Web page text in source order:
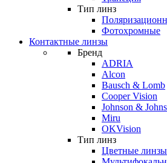
Тип линз
Фотохромные
Контактные линзы
Бренд
ADRIA
Alcon
Bausch & Lomb
Cooper Vision
Johnson &
Miru
OKVision
Тип линз
Цветные линзы